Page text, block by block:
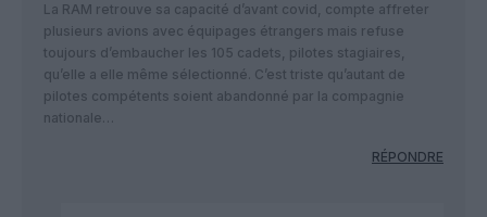
La RAM retrouve sa capacité d’avant covid, compte affreter
plusieurs avions avec équipages étrangers mais refuse
toujours d’embaucher les 105 cadets, pilotes stagiaires,
qu’elle a elle même sélectionné. C’est triste qu’autant de
pilotes compétents soient abandonné par la compagnie
nationale…
RÉPONDRE